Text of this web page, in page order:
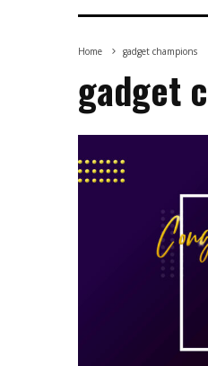
Home gadget champions
gadget